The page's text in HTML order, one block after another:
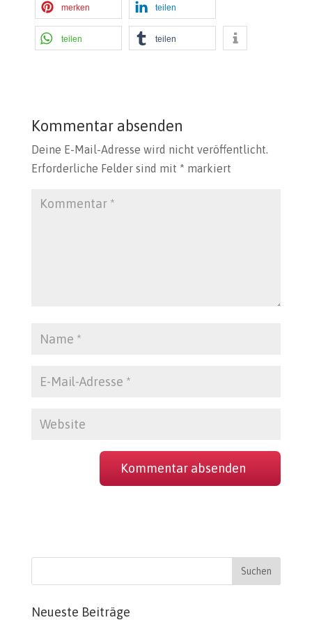
merken teilen
teilen teilen
Kommentar absenden
Deine E-Mail-Adresse wird nicht veröffentlicht.
Erforderliche Felder sind mit * markiert
Neueste Beiträge